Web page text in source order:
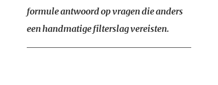
formule antwoord op vragen die anders
een handmatige filterslag vereisten.